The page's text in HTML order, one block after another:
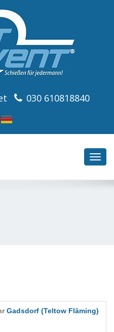
030 610818840
Gadsdorf (Teltow Fläming)